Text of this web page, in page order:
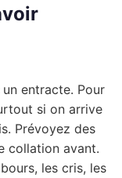
entracte. Pour
si on arrive
Prévoyez des
collation avant.
les cris, les